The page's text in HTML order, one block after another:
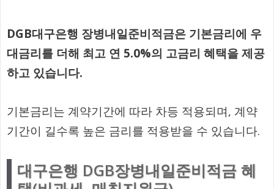
DGB대구은행 장병내일준비적금은 기본금리에 우
대금리를 더해 최고 연 5.0%의 고금리 혜택을 제공
하고 있습니다.
기본금리는 계약기간에 따라 차등 적용되며, 계약
기간이 길수록 높은 금리를 적용받을 수 있습니다.
대구은행 DGB장병내일준비적금 혜